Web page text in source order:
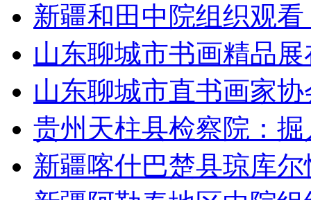
新疆和田中院组织观
山东聊城市书画精品
山东聊城市直书画家
贵州天柱县检察院：
新疆喀什巴楚县琼库